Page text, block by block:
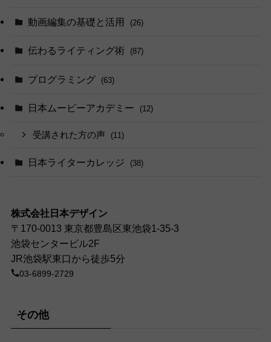
動画編集の基礎と活用 (26)
伝わるライティング術 (87)
プログラミング (63)
日本ムービーアカデミー (12)
受講された方の声 (11)
日本ライターカレッジ (38)
株式会社日本デザイン
〒170-0013 東京都豊島区東池袋1-35-3
池袋センタービル2F
JR池袋駅東口から徒歩5分
03-6899-2729
その他